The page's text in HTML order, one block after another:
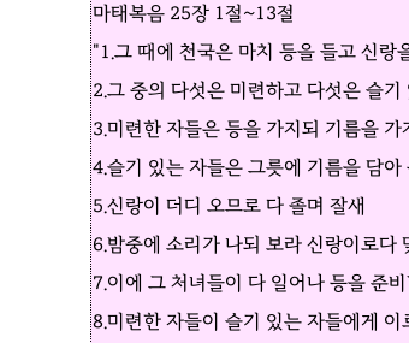
마태복음 25장 1절~13절
"1.그 때에 천국은 마치 등을 들고 신랑
2.그 중의 다섯은 미련하고 다섯은 슬기
3.미련한 자들은 등을 가지되 기름을 가
4.슬기 있는 자들은 그릇에 기름을 담아
5.신랑이 더디 오므로 다 졸며 잘새
6.밤중에 소리가 나되 보라 신랑이로다
7.이에 그 처녀들이 다 일어나 등을 준비
8.미련한 자들이 슬기 있는 자들에게